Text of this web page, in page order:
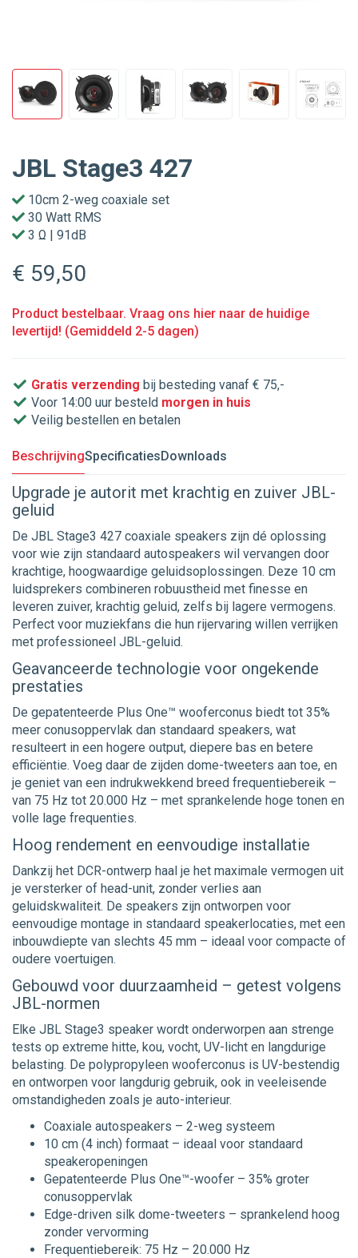
JBL Stage3 427
10cm 2-weg coaxiale set
30 Watt RMS
3 Ω | 91dB
€ 59,50
Product bestelbaar. Vraag ons hier naar de huidige
levertijd! (Gemiddeld 2-5 dagen)
Gratis verzending bij besteding vanaf € 75,-
Voor 14:00 uur besteld morgen in huis
Veilig bestellen en betalen
BeschrijvingSpecificatiesDownloads
Upgrade je autorit met krachtig en zuiver JBL-
geluid
De JBL Stage3 427 coaxiale speakers zijn dé oplossing
voor wie zijn standaard autospeakers wil vervangen door
krachtige, hoogwaardige geluidsoplossingen. Deze 10 cm
luidsprekers combineren robuustheid met finesse en
leveren zuiver, krachtig geluid, zelfs bij lagere vermogens.
Perfect voor muziekfans die hun rijervaring willen verrijken
met professioneel JBL-geluid.
Geavanceerde technologie voor ongekende
prestaties
De gepatenteerde Plus One™ wooferconus biedt tot 35%
meer conusoppervlak dan standaard speakers, wat
resulteert in een hogere output, diepere bas en betere
efficiëntie. Voeg daar de zijden dome-tweeters aan toe, en
je geniet van een indrukwekkend breed frequentiebereik –
van 75 Hz tot 20.000 Hz – met sprankelende hoge tonen en
volle lage frequenties.
Hoog rendement en eenvoudige installatie
Dankzij het DCR-ontwerp haal je het maximale vermogen uit
je versterker of head-unit, zonder verlies aan
geluidskwaliteit. De speakers zijn ontworpen voor
eenvoudige montage in standaard speakerlocaties, met een
inbouwdiepte van slechts 45 mm – ideaal voor compacte of
oudere voertuigen.
Gebouwd voor duurzaamheid – getest volgens
JBL-normen
Elke JBL Stage3 speaker wordt onderworpen aan strenge
tests op extreme hitte, kou, vocht, UV-licht en langdurige
belasting. De polypropyleen wooferconus is UV-bestendig
en ontworpen voor langdurig gebruik, ook in veeleisende
omstandigheden zoals je auto-interieur.
Coaxiale autospeakers – 2-weg systeem
10 cm (4 inch) formaat – ideaal voor standaard
speakeropeningen
Gepatenteerde Plus One™-woofer – 35% groter
conusoppervlak
Edge-driven silk dome-tweeters – sprankelend hoog
zonder vervorming
Frequentiebereik: 75 Hz – 20.000 Hz